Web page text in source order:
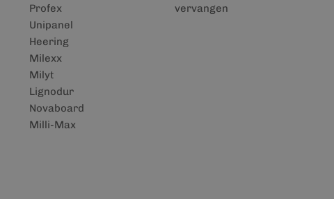
Profex
Unipanel
Heering
Milexx
Milyt
Lignodur
Novaboard
Milli-Max
vervangen